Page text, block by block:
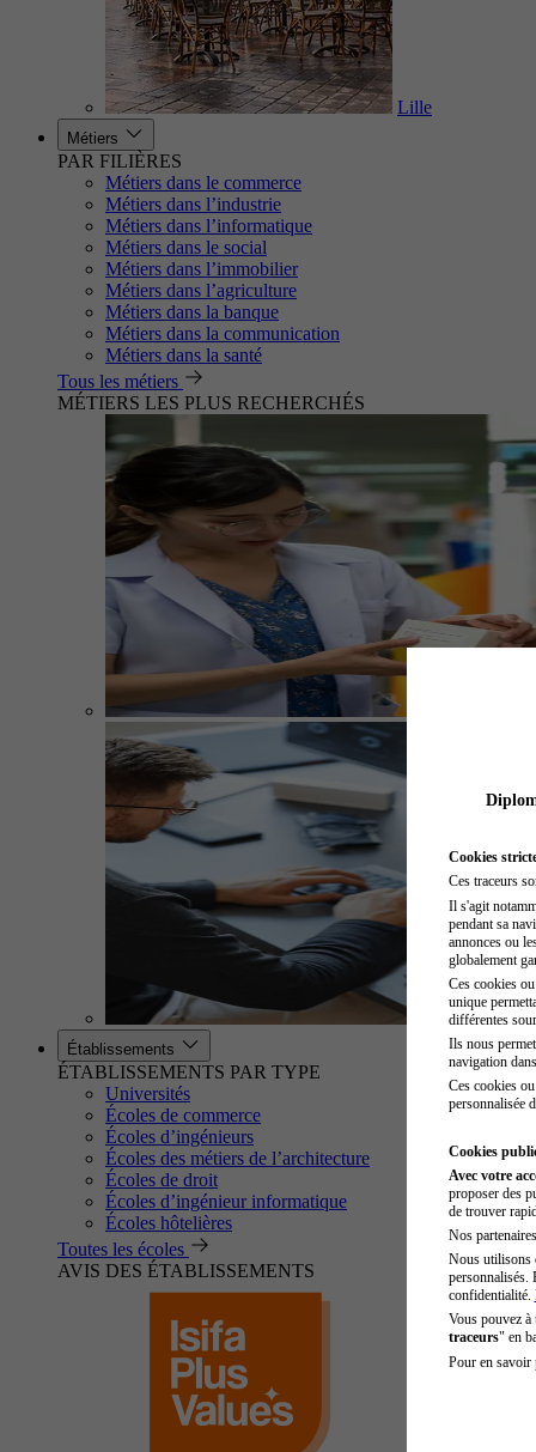
Lille
Métiers
PAR FILIÈRES
Métiers dans le commerce
Métiers dans l’industrie
Métiers dans l’informatique
Métiers dans le social
Métiers dans l’immobilier
Métiers dans l’agriculture
Métiers dans la banque
Métiers dans la communication
Métiers dans la santé
Tous les métiers
MÉTIERS LES PLUS RECHERCHÉS
Établissements
ÉTABLISSEMENTS PAR TYPE
Universités
Écoles de commerce
Écoles d’ingénieurs
Écoles des métiers de l’architecture
Écoles de droit
Écoles d’ingénieur informatique
Écoles hôtelières
Toutes les écoles
AVIS DES ÉTABLISSEMENTS
Cookies
Ces traceurs
Il s'agit
pendant sa
annonces ou
globalement
Ces cookies
unique
différentes
Ils nous
navigation
Ces cookies
personnalisée
Cookies
Avec votre
proposer des
de trouver
Nos
Nous utilisons
personnalisés.
confidentialité.
Vous pouvez
traceurs" en
Pour en